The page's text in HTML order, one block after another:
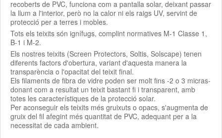
recoberts de PVC, funciona com a pantalla solar, deixant passar
la llum a l'interior, però no la calor ni els raigs UV, servint de
protecció per a terres i mobles.
Tots els teixits són ignífugs, complint normatives M-1 Classe 1,
B-1 i M-2.
Els nostres teixits (Screen Protectors, Soltis, Solscape) tenen
diferents factors d'obertura, variant d'aquesta manera la
transparència o l'opacitat del teixit final.
Els filaments de fibra de vidre poden ser molt fins -2 o 3 micras-
donant com a resultat un teixit bastant fi i transparent, amb
totes les característiques de la protecció solar.
Per aconseguir els teixits més gruixuts o opacs, s'augmenta de
gruix del fil afegint més quantitat de PVC, adequant per a la
necessitat de cada ambient.